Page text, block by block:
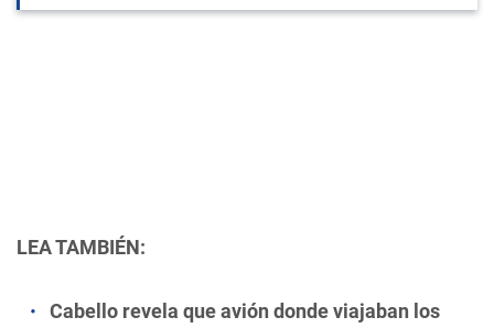
LEA TAMBIÉN:
Cabello revela que avión donde viajaban los